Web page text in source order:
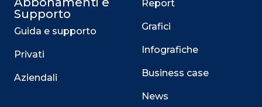
Supporto
Guida e supporto
Privati
Aziendali
Report
Grafici
Infografiche
Business case
News